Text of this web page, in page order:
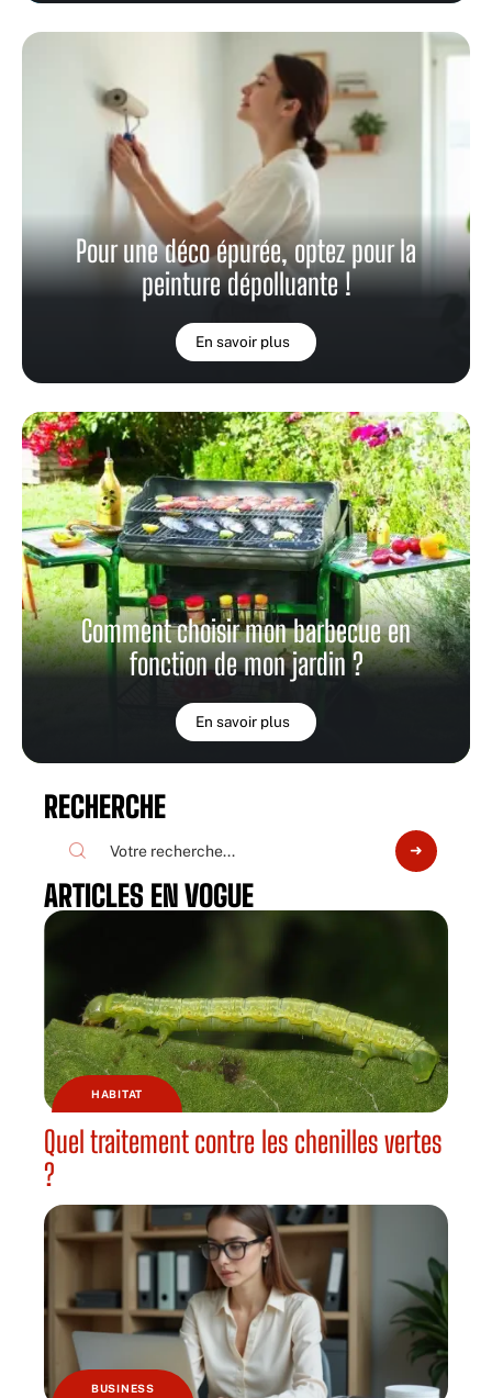
Pour une déco épurée, optez pour la
peinture dépolluante !
En savoir plus
Comment choisir mon barbecue en
fonction de mon jardin ?
En savoir plus
RECHERCHE
ARTICLES EN VOGUE
HABITAT
Quel traitement contre les chenilles vertes
?
BUSINESS